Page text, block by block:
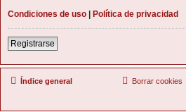
Condiciones de uso | Política de privacidad
Registrarse
Índice general Borrar cookies